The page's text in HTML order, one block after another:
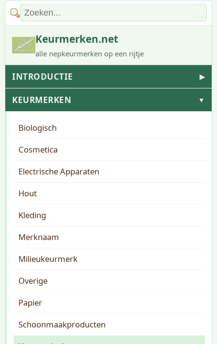
Keurmerken.net
alle nepkeurmerken op een rijtje
INTRODUCTIE ▶
KEURMERKEN ▼
Biologisch
Cosmetica
Electrische Apparaten
Hout
Kleding
Merknaam
Milieukeurmerk
Overige
Papier
Schoonmaakproducten